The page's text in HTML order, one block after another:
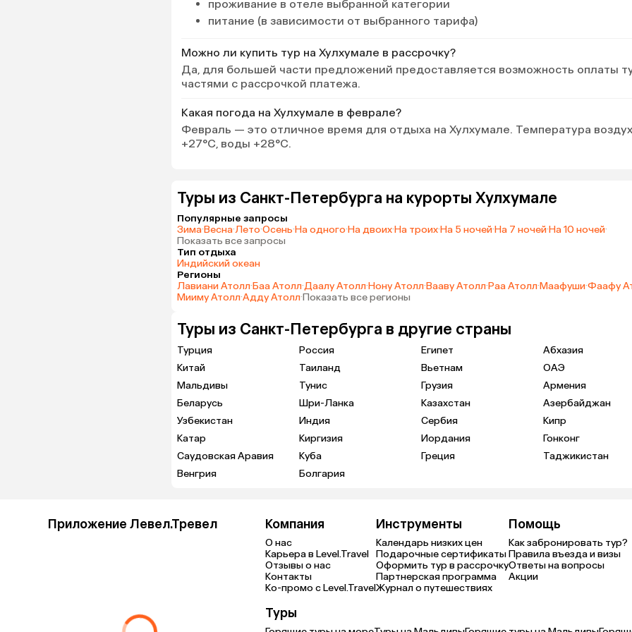
проживание в отеле выбранной категории
питание (в зависимости от выбранного тарифа)
Можно ли купить тур на Хулхумале в рассрочку?
Да, для большей части предложений предоставляется возможность оплаты
частями с рассрочкой платежа.
Какая погода на Хулхумале в феврале?
Февраль — это отличное время для отдыха на Хулхумале. Температура
+27°C, воды +28°C.
Туры из Санкт-Петербурга на курорты Хулхумале
Популярные запросы
Зима·Весна·Лето·Осень·На одного·На двоих·На троих·На 5 ночей·На 7 ночей·На 10 ночей·
Показать все запросы
Тип отдыха
Индийский океан
Регионы
Лавиани Атолл·Баа Атолл·Даалу Атолл·Нону Атолл·Вааву Атолл·Раа Атолл·Маафуши·Фаафу
Мииму Атолл·Адду Атолл·Показать все регионы
Туры из Санкт-Петербурга в другие страны
Турция Россия Египет
Абхазия
Китай
Таиланд Вьетнам
ОАЭ
Мальдивы
Тунис Грузия
Армения
Беларусь
Шри-Ланка Казахстан
Азербайджан
Узбекистан
Индия Сербия
Кипр
Катар
Киргизия Иордания
Гонконг
Саудовская Аравия
Куба Греция
Таджикистан
Венгрия
Болгария
Приложение Левел.Тревел Компания
О нас
Карьера в Level.Travel
Отзывы о нас
Контакты
Ко-промо с Level.Travel
Инструменты
Календарь низких цен
Подарочные сертификаты
Оформить тур в рассрочку
Партнерская программа
Журнал о путешествиях
Помощь
Как забронировать тур?
Правила въезда и визы
Ответы на вопросы
Акции
Туры